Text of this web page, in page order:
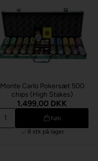
Monte Carlo Pokersæt 500
chips (High Stakes)
1.499,00 DKK
Køb
8 stk på lager